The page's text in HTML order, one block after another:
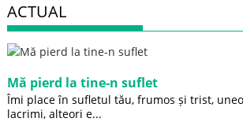
ACTUAL
Mă pierd la tine-n suflet
Îmi place în sufletul tău, frumos și trist,
lacrimi, alteori e...